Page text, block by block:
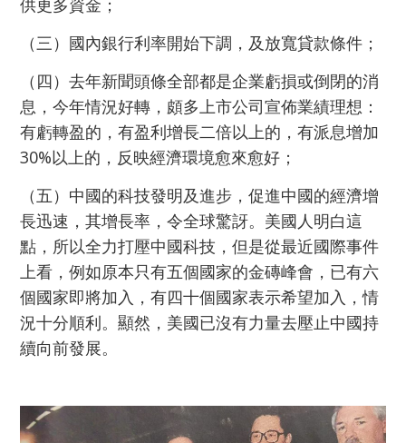
供更多資金；
（三）國內銀行利率開始下調，及放寬貸款條件；
（四）去年新聞頭條全部都是企業虧損或倒閉的消
息，今年情況好轉，頗多上市公司宣佈業績理想：
有虧轉盈的，有盈利增長二倍以上的，有派息增加
30%以上的，反映經濟環境愈來愈好；
（五）中國的科技發明及進步，促進中國的經濟增
長迅速，其增長率，令全球驚訝。美國人明白這
點，所以全力打壓中國科技，但是從最近國際事件
上看，例如原本只有五個國家的金磚峰會，已有六
個國家即將加入，有四十個國家表示希望加入，情
況十分順利。顯然，美國已沒有力量去壓止中國持
續向前發展。